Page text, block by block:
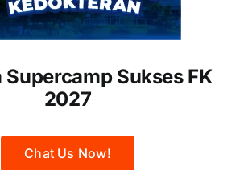
Supercamp Sukses FK
2027
Chat Us Now!